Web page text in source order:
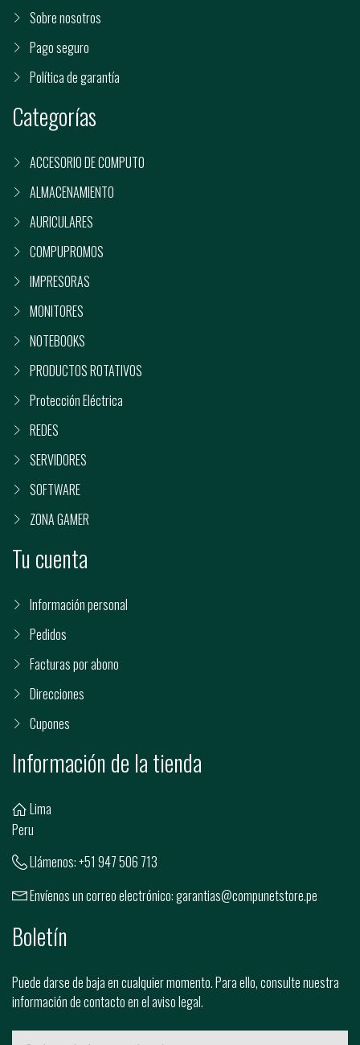
Sobre nosotros
Pago seguro
Política de garantía
Categorías
ACCESORIO DE COMPUTO
ALMACENAMIENTO
AURICULARES
COMPUPROMOS
IMPRESORAS
MONITORES
NOTEBOOKS
PRODUCTOS ROTATIVOS
Protección Eléctrica
REDES
SERVIDORES
SOFTWARE
ZONA GAMER
Tu cuenta
Información personal
Pedidos
Facturas por abono
Direcciones
Cupones
Información de la tienda
Lima
Peru
Llámenos:+51 947 506 713
Envíenos un correo electrónico:garantias@compunetstore.pe
Boletín
Puede darse de baja en cualquier momento. Para ello, consulte nuestra
información de contacto en el aviso legal.